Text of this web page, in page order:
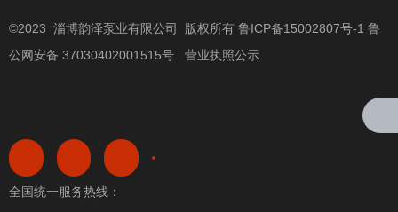
©2023 淄博韵泽泵业有限公司 版权所有 鲁ICP备15002807号-1 鲁
公网安备 37030402001515号
营业执照公示
全国统一服务热线：